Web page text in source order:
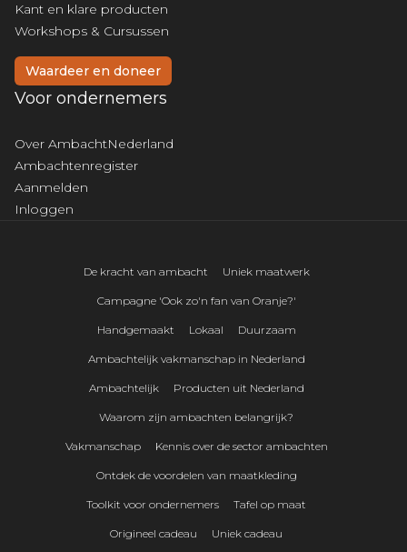
Kant en klare producten
Workshops & Cursussen
Waardeer en doneer
Voor ondernemers
Over AmbachtNederland
Ambachtenregister
Aanmelden
Inloggen
De kracht van ambacht Uniek maatwerk
Campagne 'Ook zo'n fan van Oranje?'
Handgemaakt Lokaal Duurzaam
Ambachtelijk vakmanschap in Nederland
Ambachtelijk Producten uit Nederland
Waarom zijn ambachten belangrijk?
Vakmanschap Kennis over de sector ambachten
Ontdek de voordelen van maatkleding
Toolkit voor ondernemers Tafel op maat
Origineel cadeau Uniek cadeau